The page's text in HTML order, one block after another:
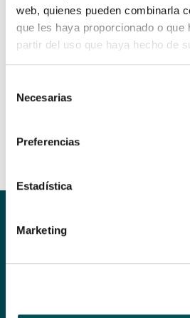
web, quienes pueden combinarla
que les haya proporcionado o que
partir del uso que haya hecho de
Necesarias
Preferencias
Estadística
Marketing
ENTRADAS RECIENTES
CATEGORÍAS